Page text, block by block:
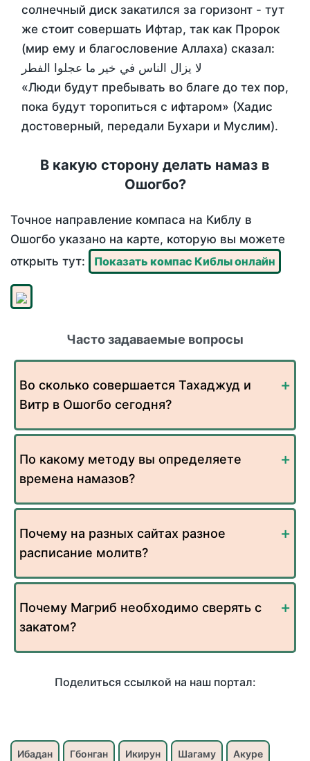
солнечный диск закатился за горизонт - тут
же стоит совершать Ифтар, так как Пророк
(мир ему и благословение Аллаха) сказал:
لا يزال الناس في خير ما عجلوا الفطر
«Люди будут пребывать во благе до тех пор,
пока будут торопиться с ифтаром» (Хадис
достоверный, передали Бухари и Муслим).
В какую сторону делать намаз в
Ошогбо?
Точное направление компаса на Киблу в
Ошогбо указано на карте, которую вы можете
открыть тут:
Показать компас Киблы онлайн
Часто задаваемые вопросы
Во сколько совершается Тахаджуд и
Витр в Ошогбо сегодня?
По какому методу вы определяете
времена намазов?
Почему на разных сайтах разное
расписание молитв?
Почему Магриб необходимо сверять с
закатом?
Поделиться ссылкой на наш портал:
Ибадан Гбонган Икирун Шагаму Акуре